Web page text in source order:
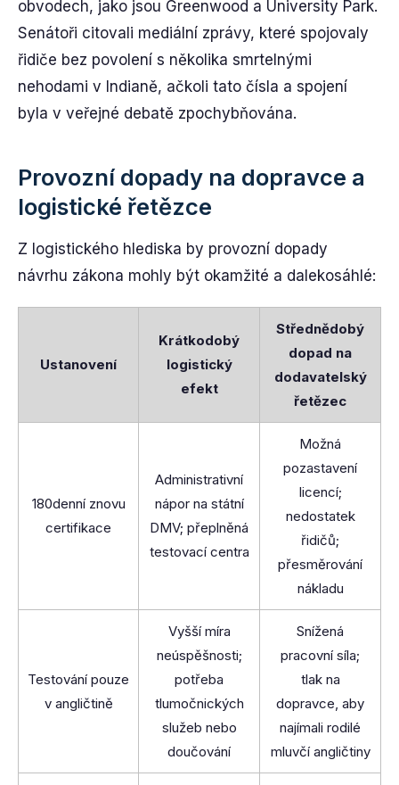
obvodech, jako jsou Greenwood a University Park.
Senátoři citovali mediální zprávy, které spojovaly
řidiče bez povolení s několika smrtelnými
nehodami v Indianě, ačkoli tato čísla a spojení
byla v veřejné debatě zpochybňována.
Provozní dopady na dopravce a
logistické řetězce
Z logistického hlediska by provozní dopady
návrhu zákona mohly být okamžité a dalekosáhlé:
Ustanovení
Krátkodobý
logistický
efekt
Střednědobý
dopad na
dodavatelský
řetězec
180denní znovu
certifikace
Administrativní
nápor na státní
DMV; přeplněná
testovací centra
Možná
pozastavení
licencí;
nedostatek
řidičů;
přesměrování
nákladu
Testování pouze
v angličtině
Vyšší míra
neúspěšnosti;
potřeba
tlumočnických
služeb nebo
doučování
Snížená
pracovní síla;
tlak na
dopravce, aby
najímali rodilé
mluvčí angličtiny